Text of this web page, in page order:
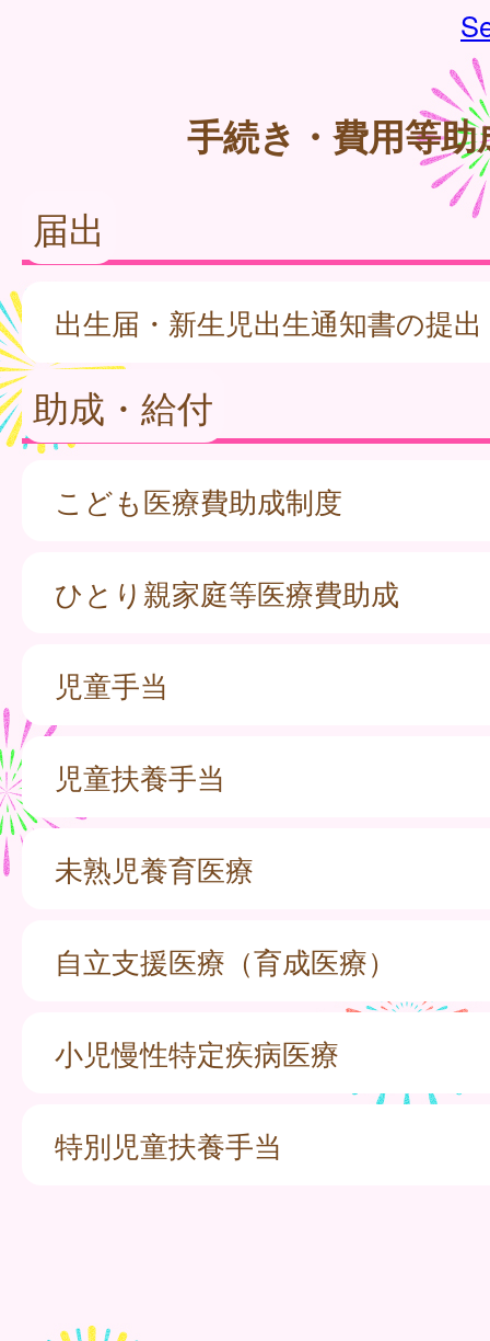
手続き・費用等助
届出
出生届・新生児出生通知書の提出
助成・給付
こども医療費助成制度
ひとり親家庭等医療費助成
児童手当
児童扶養手当
未熟児養育医療
自立支援医療（育成医療）
小児慢性特定疾病医療
特別児童扶養手当